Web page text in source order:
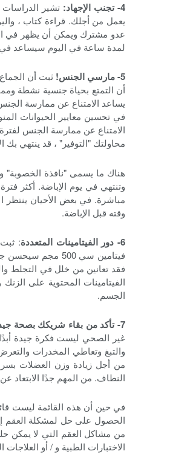
4- تجنب الإجهاد:
تشير
يعمل من أجلك. قراءة كتاب ،
عدو مشترك ويمكن أن يظهر في
لمدة ساعة في اليوم سيساعد
5- مارسي الجنس!
ثبت أن
أن التمتع بحياة جنسية نشطة
يساعد الامتناع عن ممارسة
في تحسين معايير الحيوانات
الامتناع عن ممارسة الجنس لفترة
محاولتك "التوفير" ، قد ينتهي بك
وتنتهي في يوم الإباضة. أكثر
مباشرة. في بعض الأحيان ينتظر
وقته قبل الإباضة.
6- دور الفيتامينات المتعددة
:
فيتامين سي 500
فقد تعانين من خلل في التجلط
الفيتامينات المحتوية على
الجسم.
7- تأكد من بقاء شريكك بصحة جيدة أيضًا!
والتبغ وتعاطي المخدرات
من أجل زيادة وزن العضلات
النطاف. من المهم جدًا الابتعاد
في حين أن هذه القائمة ليست
الحصول على حل لمشكلة العقم
من مشاكل العقم التي لا يمكن
الاختبارات الطبية و / أو